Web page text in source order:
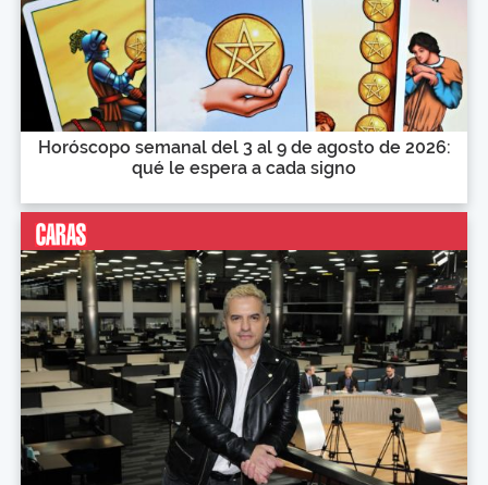
Horóscopo semanal del 3 al 9 de agosto de 2026:
qué le espera a cada signo